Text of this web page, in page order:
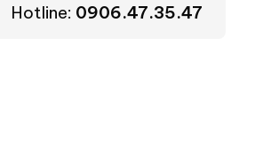
Hotline: 0906.47.35.47